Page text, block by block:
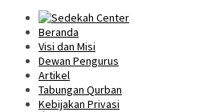
Beranda
Visi dan Misi
Dewan Pengurus
Artikel
Tabungan Qurban
Kebijakan Privasi